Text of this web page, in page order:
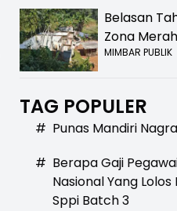
Belasan
Zona
Kampung
Relokasi
MIMBAR PUBLIK
TAG POPULER
# Punas Mandiri
# Berapa Gaji
Nasional Yang
Sppi Batch 3